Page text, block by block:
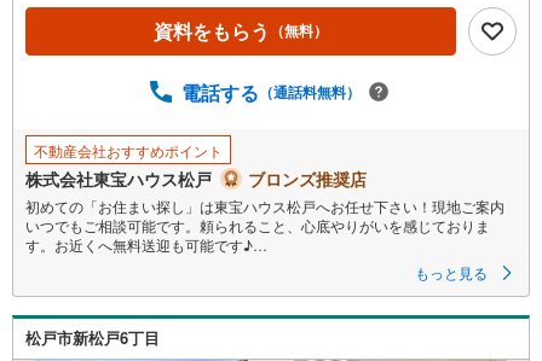
資料をもらう （無料）
電話する （通話料無料）
不動産会社おすすめポイント
株式会社東宝ハウス松戸 ブロンズ推奨店
初めての「お住まい探し」は東宝ハウス松戸へお任せ下さい！現地ご案内
いつでもご相談可能です。頼られること、心底やりがいを感じておりま
す。お近くへ無料送迎も可能です♪
〇●お子さまの成長とともに、家族の思い出が増える家♪本日相談可能で
す！●〇
■ご予約いただくとご見学がスムーズです！
もっと見る
松戸市新松戸6丁目